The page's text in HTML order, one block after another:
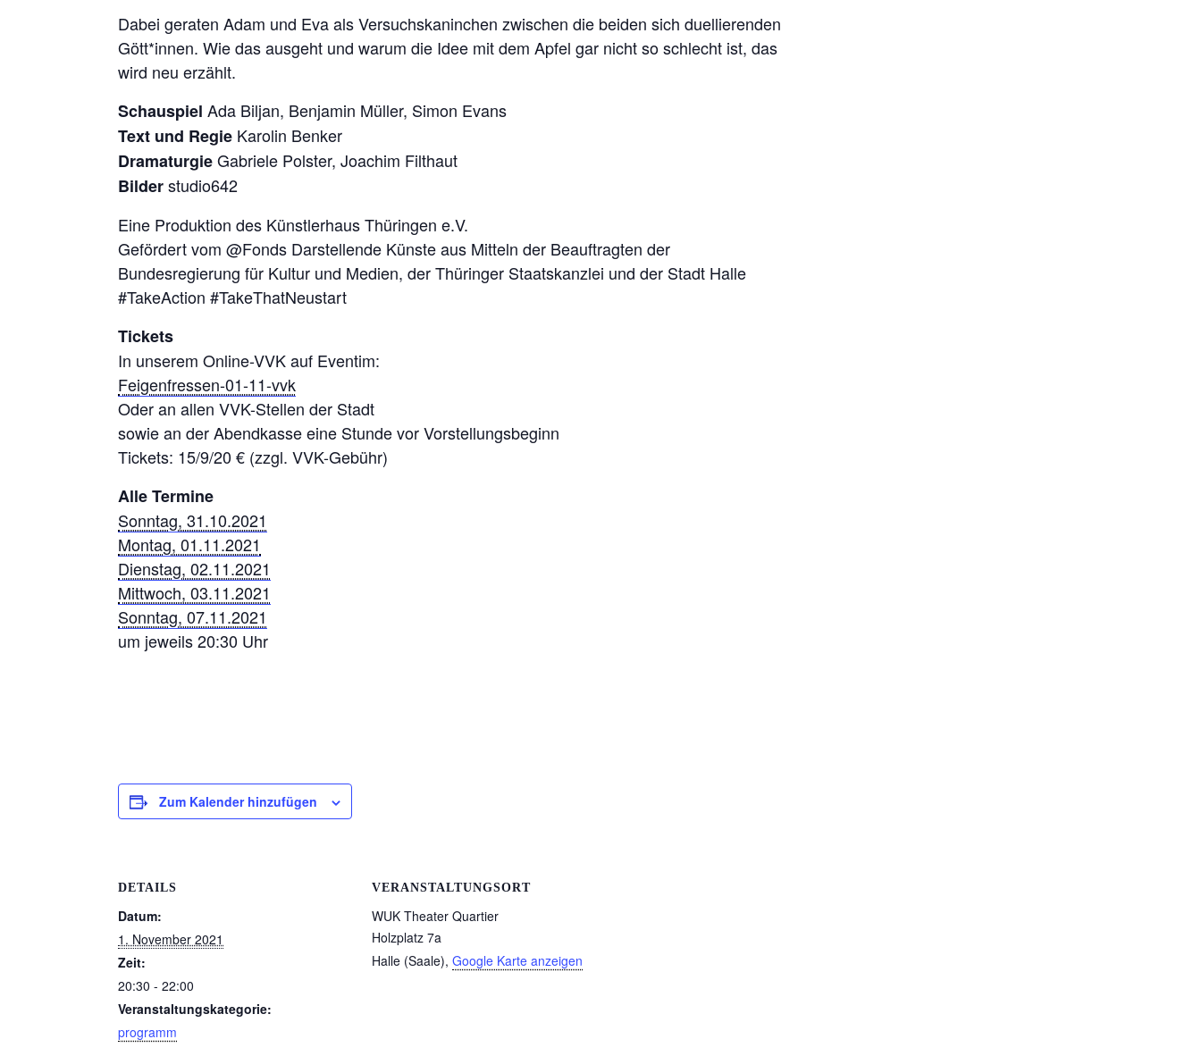
Dabei geraten Adam und Eva als Versuchskaninchen zwischen die beiden sich duellierenden
Gött*innen. Wie das ausgeht und warum die Idee mit dem Apfel gar nicht so schlecht ist, das
wird neu erzählt.
Schauspiel Ada Biljan, Benjamin Müller, Simon Evans
Text und Regie Karolin Benker
DramaturgieGabriele Polster, Joachim Filthaut
Bilderstudio642
Eine Produktion des Künstlerhaus Thüringen e.V.
Gefördert vom @Fonds Darstellende Künste aus Mitteln der Beauftragten der
Bundesregierung für Kultur und Medien, der Thüringer Staatskanzlei und der Stadt Halle
#TakeAction #TakeThatNeustart
Tickets
In unserem Online-VVK auf Eventim:
Feigenfressen-01-11-vvk
Oder an allen VVK-Stellen der Stadt
sowie an der Abendkasse eine Stunde vor Vorstellungsbeginn
Tickets: 15/9/20 € (zzgl. VVK-Gebühr)
Alle Termine
Sonntag, 31.10.2021
Montag, 01.11.2021
Dienstag, 02.11.2021
Mittwoch, 03.11.2021
Sonntag, 07.11.2021
um jeweils 20:30 Uhr
Zum Kalender hinzufügen
DETAILS
Datum:
1. November 2021
Zeit:
20:30 - 22:00
Veranstaltungskategorie:
programm
VERANSTALTUNGSORT
WUK Theater Quartier
Holzplatz 7a
Halle (Saale), Google Karte anzeigen